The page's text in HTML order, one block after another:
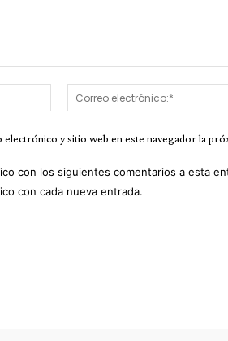
Nombre:*
y sitio web en este navegador la
con los siguientes comentarios a esta
con cada nueva entrada.